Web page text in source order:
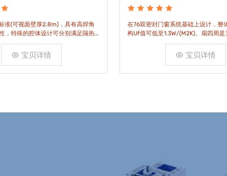
准(可视面壁厚2.8m)，具有高焊角
，特殊的腔体设计可分别满足隔热
宝贝详情
在76双密封门窗系统基础上设计，整
构Uf值可低至1.3W/(M2K)。扇四周是
构，采用高品质EPDM胶条，实现气
宝贝详情